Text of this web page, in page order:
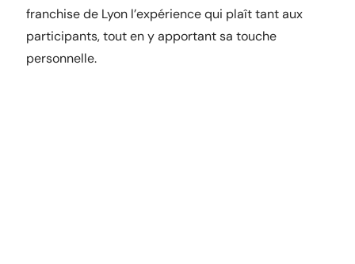
franchise de Lyon l’expérience qui plaît tant aux
participants, tout en y apportant sa touche
personnelle.